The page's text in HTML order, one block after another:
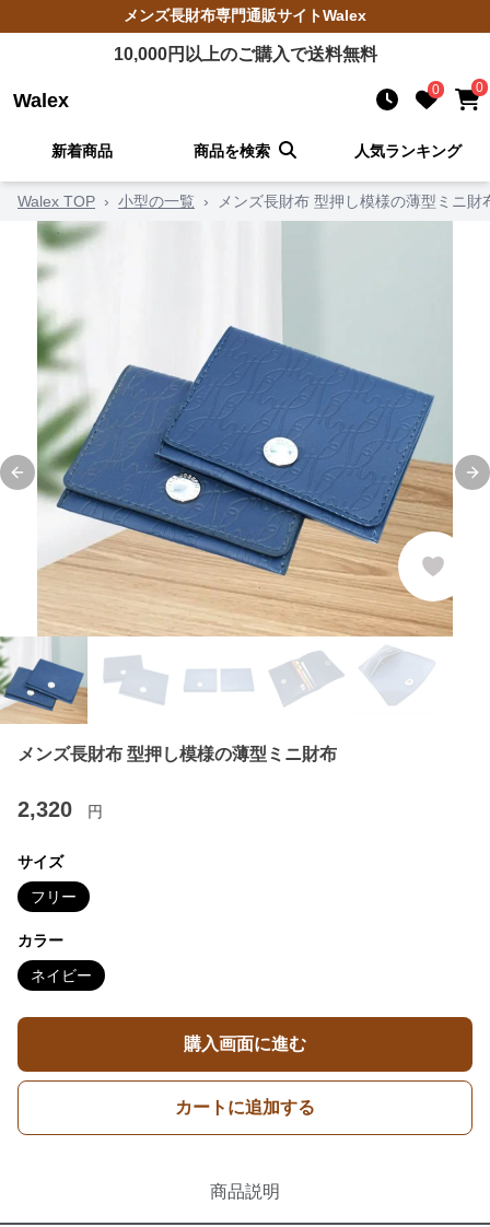
メンズ長財布専門通販サイトWalex
10,000円以上のご購入で送料無料
Walex 0 0
新着商品 商品を検索 人気ランキング
Walex TOP › 小型の一覧 › メンズ長財布 型押し模様の薄型ミニ財
Previous slide
メンズ長財布 型押し模様の薄型ミニ財布
2,320 円
サイズ
フリー
カラー
ネイビー
購入画面に進む
カートに追加する
商品説明